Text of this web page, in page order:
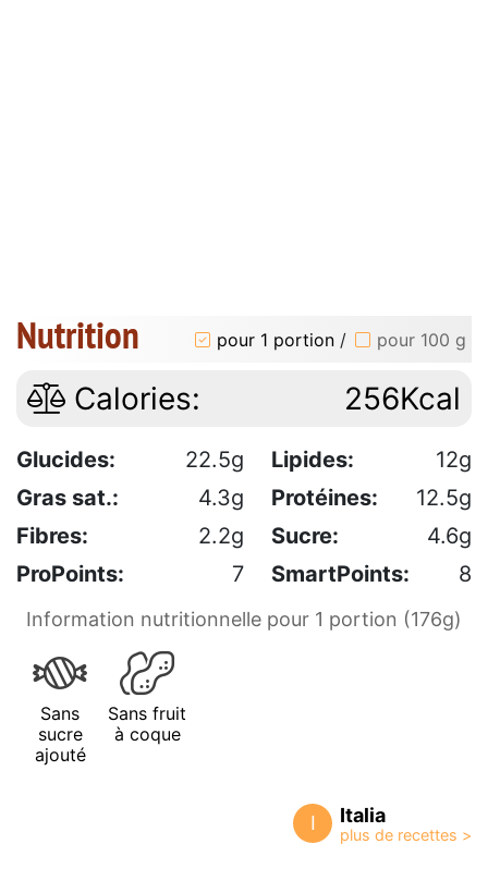
Nutrition pour 1 portion / pour 100 g
Calories: 256Kcal
Glucides: 22.5g Lipides:
12g
Gras sat.:
4.3g Protéines:
12.5g
Fibres:
2.2g Sucre:
4.6g
ProPoints:
7 SmartPoints: 8
Information nutritionnelle pour 1 portion (176g)
Sans
sucre
ajouté
Sans fruit
à coque
I Italia